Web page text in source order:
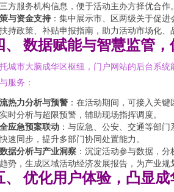
方服务机构信息，便于活动主办方择优合作。
与资金支持 ：集中展示市、区两级关于促
持政策、补贴申报指南，助力活动市场化、
、 数据赋能与智慧监管
城市大脑成华区枢纽，门户网站的后台系
服务：
热力分析与预警 ：在活动期间，可接入关
时分析与超限预警，辅助现场指挥调度。
应急预案联动 ：与应急、公安、交通等部
速同步，提升多部门协同处置能力。
据分析与产业洞察 ：沉淀活动参与数据，
势，生成区域活动经济发展报告，为产业规
、 优化用户体验，凸显